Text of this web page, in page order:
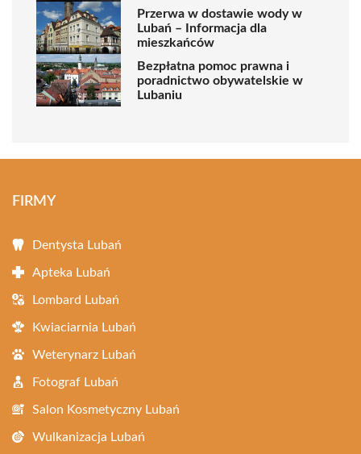
Przerwa w dostawie wody w
Lubań – Informacja dla
mieszkańców
Bezpłatna pomoc prawna i
poradnictwo obywatelskie w
Lubaniu
FIRMY
Dentysta Lubań
Apteka Lubań
Lombard Lubań
Kwiaciarnia Lubań
Weterynarz Lubań
Fotograf Lubań
Salon Kosmetyczny Lubań
Wulkanizacja Lubań